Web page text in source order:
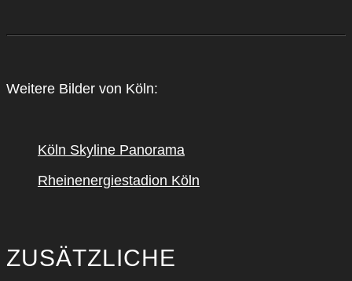
Wei­te­re Bil­der von Köln:
Köln Sky­line Pan­ora­ma
Rhein­ener­gie­sta­di­on Köln
ZUSÄTZLICHE